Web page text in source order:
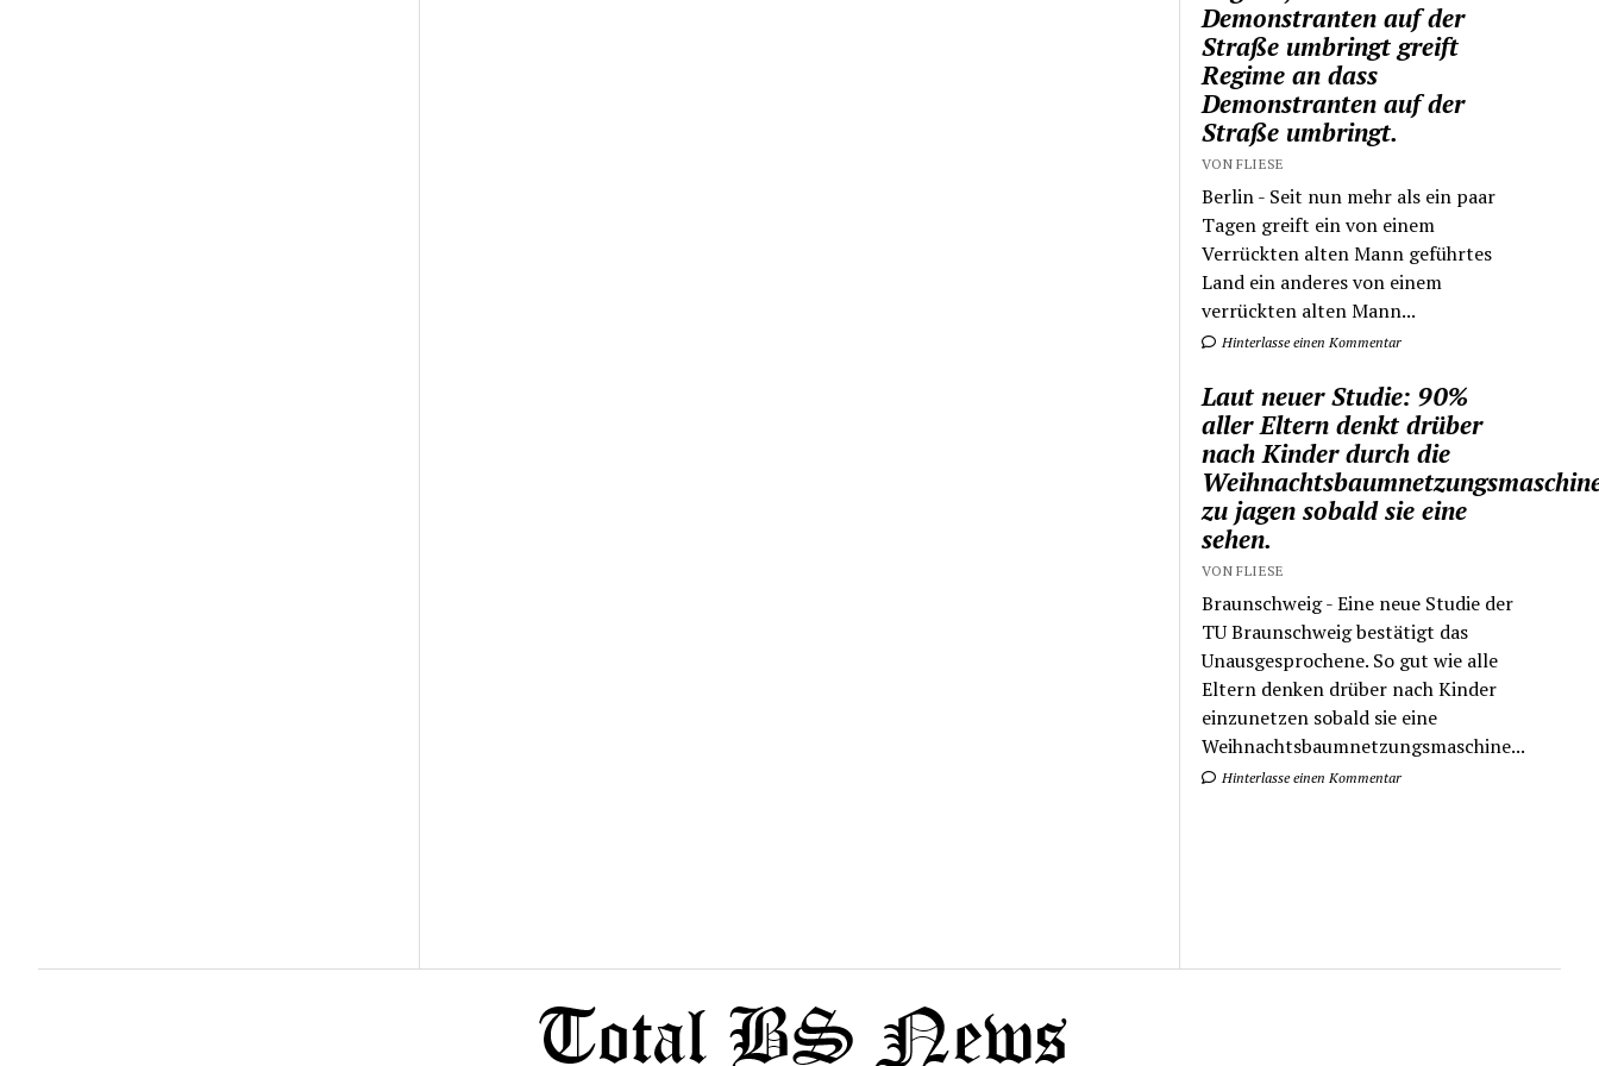
Demonstranten auf der
Straße umbringt greift
Regime an dass
Demonstranten auf der
Straße umbringt.
VON FLIESE
Berlin - Seit nun mehr als ein paar
Tagen greift ein von einem
Verrückten alten Mann geführtes
Land ein anderes von einem
verrückten alten Mann...
Hinterlasse einen Kommentar
Laut neuer Studie: 90%
aller Eltern denkt drüber
nach Kinder durch die
zu jagen sobald sie eine
sehen.
VON FLIESE
Braunschweig - Eine neue Studie der
TU Braunschweig bestätigt das
Unausgesprochene. So gut wie alle
Eltern denken drüber nach Kinder
einzunetzen sobald sie eine
Weihnachtsbaumnetzungsmaschine...
Hinterlasse einen Kommentar